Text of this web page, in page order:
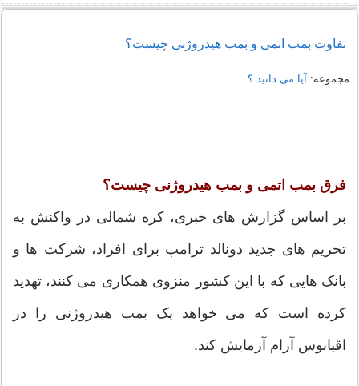
تفاوت بمب اتمی و بمب هیدروژنی چیست؟
مجموعه: آیا می دانید ؟
فرق بمب اتمی و بمب هیدروژنی چیست؟
بر اساس گزارش های خبری، کره شمالی در واکنش به
تحریم های جدید دونالد ترامپ برای افراد، شرکت ها و
بانک هایی که با این کشور منزوی همکاری می کنند، تهدید
کرده است که می خواهد یک بمب هیدروژنی را در
اقیانوس آرام آزمایش کند.